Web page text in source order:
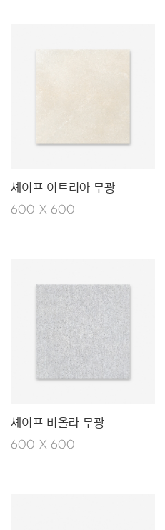
셰이프 이트리아 무광
600 X 600
셰이프 비올라 무광
600 X 600